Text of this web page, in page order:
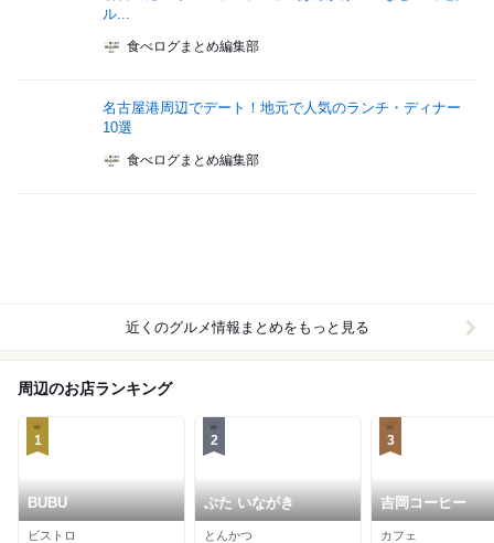
ル...
食べログまとめ編集部
名古屋港周辺でデート！地元で人気のランチ・ディナー
10選
食べログまとめ編集部
近くのグルメ情報まとめをもっと見る
周辺のお店ランキング
1
BUBU
ビストロ
2
ぶた いながき
とんかつ
3
吉岡コーヒー
カフェ